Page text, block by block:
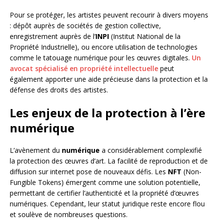
Pour se protéger, les artistes peuvent recourir à divers moyens
: dépôt auprès de sociétés de gestion collective,
enregistrement auprès de l’INPI (Institut National de la
Propriété Industrielle), ou encore utilisation de technologies
comme le tatouage numérique pour les œuvres digitales. Un
avocat spécialisé en propriété intellectuelle peut
également apporter une aide précieuse dans la protection et la
défense des droits des artistes.
Les enjeux de la protection à l’ère
numérique
L’avènement du numérique a considérablement complexifié
la protection des œuvres d’art. La facilité de reproduction et de
diffusion sur internet pose de nouveaux défis. Les NFT (Non-
Fungible Tokens) émergent comme une solution potentielle,
permettant de certifier l’authenticité et la propriété d’œuvres
numériques. Cependant, leur statut juridique reste encore flou
et soulève de nombreuses questions.